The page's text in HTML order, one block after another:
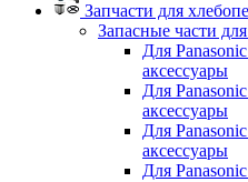
Запчасти для
Запасные части
Для
аксессуары
Для
аксессуары
Для
аксессуары
Для